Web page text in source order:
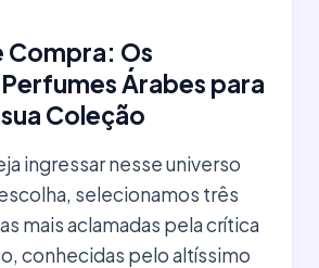
Compra: Os
Árabes para
Coleção
ingressar nesse universo
selecionamos três
mais aclamadas pela crítica
conhecidas pelo altíssimo